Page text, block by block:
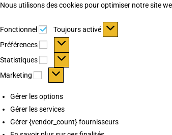
Nous utilisons des cookies pour optimiser notre site
Fonctionnel Fonctionnel
Toujours activé
Préférences
Préférences
Statistiques Statistiques
Marketing Marketing
Gérer les options
Gérer les services
Gérer {vendor_count} fournisseurs